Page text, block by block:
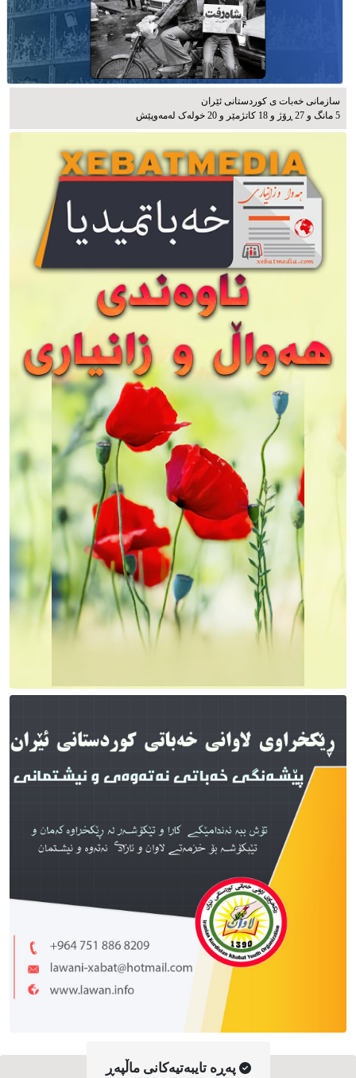
سازمانی خەبات ی كوردستانی ئێران
5 مانگ و 27 ڕۆژ و 18 کاتژمێر و 20 خوله‌ک له‌مه‌وپێش‌
په‌ڕه‌ تایبه‌تیه‌کانی ماڵپه‌ڕ